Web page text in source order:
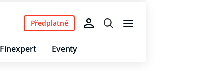
Finexpert Eventy
Předplatné